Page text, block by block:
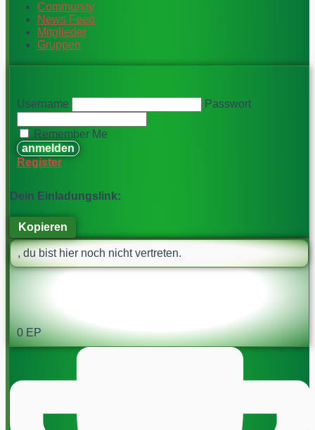
Community
News Feed
Mitglieder
Gruppen
Username Passwort
Remember Me
Register
Dein Einladungslink:
Kopieren
, du bist hier noch nicht vertreten.
0 EP